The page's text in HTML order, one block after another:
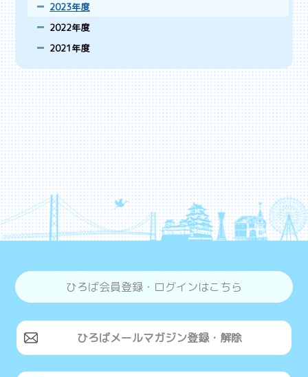
2023年度
2022年度
2021年度
ひろば会員登録・ログインはこちら
ひろばメールマガジン登録・解除